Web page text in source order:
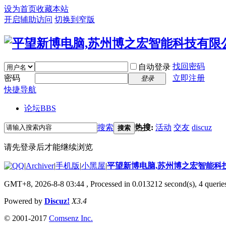
设为首页收藏本站
开启辅助访问 切换到窄版
自动登录 找回密码
密码
登录
立即注册
快捷导航
论坛BBS
搜索 搜索 热搜: 活动 交友 discuz
请先登录后才能继续浏览
|Archiver|手机版|小黑屋|平望新博电脑,苏州博之宏智能科
GMT+8, 2026-8-8 03:44 , Processed in 0.013212 second(s), 4
Powered by Discuz! X3.4
© 2001-2017 Comsenz Inc.